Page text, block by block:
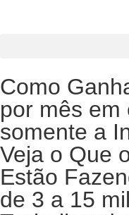
Como
por mês em
somente a
Veja o Que
Estão
de 3 a 15